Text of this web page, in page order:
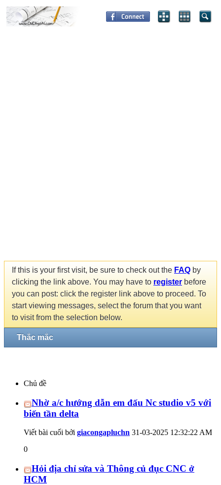
If this is your first visit, be sure to check out the FAQ by
clicking the link above. You may have to register before
you can post: click the register link above to proceed. To
start viewing messages, select the forum that you want
to visit from the selection below.
Thắc mắc
Chủ đề
Nhờ a/c hướng dẫn em đấu Nc studio v5 với
biến tần delta
Viết bài cuối bởi giacongapluchn 31-03-2025 12:32:22 AM
0
Hỏi địa chỉ sửa và Thông củ đục CNC ở
HCM